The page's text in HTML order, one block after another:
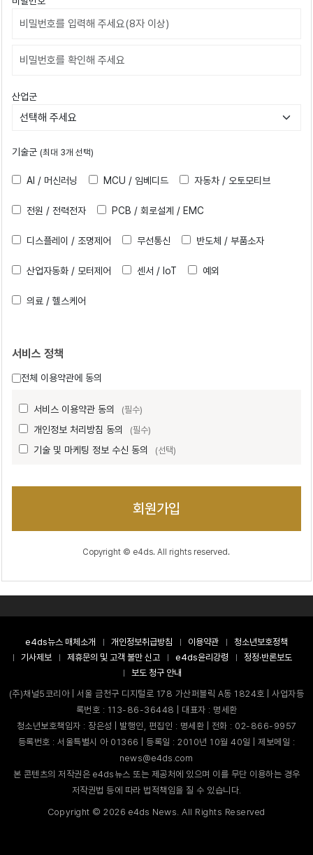
비밀번호확인
산업군
기술군 (최대 3개 선택)
AI / 머신러닝 MCU / 임베디드 자동차 / 오토모티브
전원 / 전력전자 PCB / 회로설계 / EMC
디스플레이 / 조명제어 무선통신 반도체 / 부품소자
산업자동화 / 모터제어 센서 / IoT 예외
의료 / 헬스케어
서비스 정책
전체 이용약관에 동의
서비스 이용약관 동의 (필수)
개인정보 처리방침 동의 (필수)
기술 및 마케팅 정보 수신 동의 (선택)
회원가입
Copyright © e4ds. All rights reserved.
e4ds뉴스 매체소개 개인정보취급방침 이용약관
청소년보호정책
기사제보
제휴문의 및 고객 불만 신고 e4ds윤리강령
정정·반론보도
보도 청구 안내
(주)채널5코리아 | 서울 금천구 디지털로 178 가산퍼블릭 A동 1824호 | 사업자등
록번호 : 113-86-36448 | 대표자 : 명세환
청소년보호책임자 : 장은성 | 발행인, 편집인 : 명세환 | 전화 : 02-866-9957
등록번호 : 서울특별시 아 01366 | 등록일 : 2010년 10월 40일 | 제보메일 :
news@e4ds.com
본 콘텐츠의 저작권은 e4ds뉴스 또는 제공처에 있으며 이를 무단 이용하는 경우
저작권법 등에 따라 법적책임을 질 수 있습니다.
Copyright ©2026 e4ds News. All Rights Reserved